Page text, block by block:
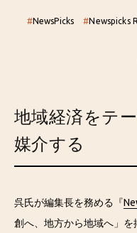
#NewsPicks #Newspicks
地域経済をテ
媒介する
呉氏が編集長を務める『
創へ、地方から地域へ」